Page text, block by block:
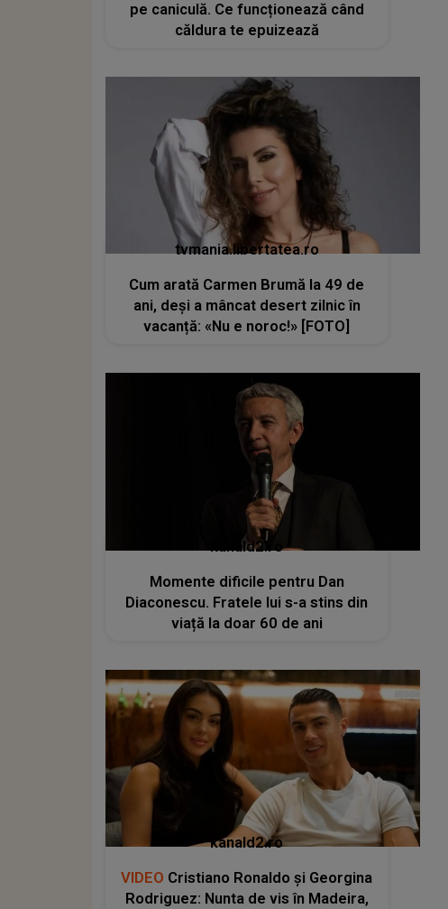
pe caniculă. Ce funcționează când
căldura te epuizează
tvmania.libertatea.ro
Cum arată Carmen Brumă la 49 de
ani, deși a mâncat desert zilnic în
vacanță: «Nu e noroc!» [FOTO]
kanald2.ro
Momente dificile pentru Dan
Diaconescu. Fratele lui s-a stins din
viață la doar 60 de ani
kanald2.ro
VIDEO Cristiano Ronaldo și Georgina
Rodriguez: Nunta de vis în Madeira,